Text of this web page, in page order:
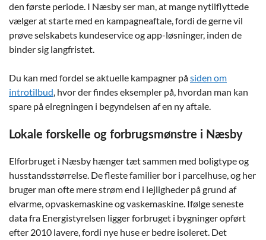
den første periode. I Næsby ser man, at mange nytilflyttede
vælger at starte med en kampagneaftale, fordi de gerne vil
prøve selskabets kundeservice og app-løsninger, inden de
binder sig langfristet.
Du kan med fordel se aktuelle kampagner påsiden om
introtilbud, hvor der findes eksempler på, hvordan man kan
spare på elregningen i begyndelsen af en ny aftale.
Lokale forskelle og forbrugsmønstre i Næsby
Elforbruget i Næsby hænger tæt sammen med boligtype og
husstandsstørrelse. De fleste familier bor i parcelhuse, og her
bruger man ofte mere strøm end i lejligheder på grund af
elvarme, opvaskemaskine og vaskemaskine. Ifølge seneste
data fra Energistyrelsen ligger forbruget i bygninger opført
efter 2010 lavere, fordi nye huse er bedre isoleret. Det